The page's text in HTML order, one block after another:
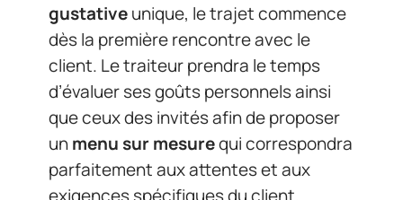
gustativeunique, le trajet commence
dès la première rencontre avec le
client. Le traiteur prendra le temps
d’évaluer ses goûts personnels ainsi
que ceux des invités afin de proposer
unmenu sur mesurequi correspondra
parfaitement aux attentes et aux
exigences spécifiques du client.